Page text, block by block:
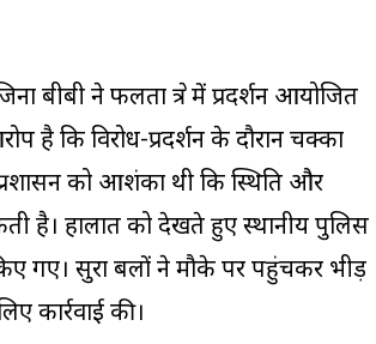
बीबी ने फलता क्षेत्र में प्रदर्शन आयोजित
है कि विरोध-प्रदर्शन के दौरान चक्का
को आशंका थी कि स्थिति और
है। हालात को देखते हुए स्थानीय पुलिस
गए। सुरक्षा बलों ने मौके पर पहुंचकर भीड़
कार्रवाई की।